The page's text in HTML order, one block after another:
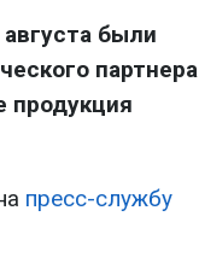
были
партнера
продукция
пресс-службу